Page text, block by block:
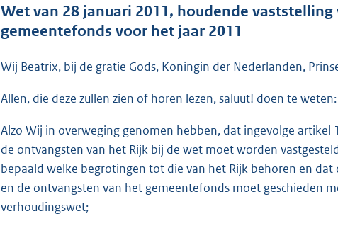
t
a
d
g
t
Wet van 28 januari 2011, houdende
gemeentefonds voor het jaar 2011
Wij Beatrix, bij de gratie Gods, Koningin der Nederlanden,
Allen, die deze zullen zien of horen lezen, saluut! doen te weten:
Alzo Wij in overweging genomen hebben, dat ingevolge
de ontvangsten van het Rijk bij de wet moet worden
bepaald welke begrotingen tot die van het Rijk behoren en
en de ontvangsten van het gemeentefonds moet geschieden
verhoudingswet;